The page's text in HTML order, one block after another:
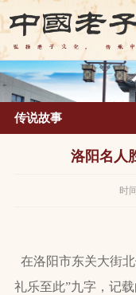
传说故事
洛阳名人
时
在洛阳市东关大街
礼乐至此”九字，记